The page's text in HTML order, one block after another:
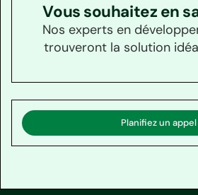
Vous souhaitez en
Nos experts en
trouveront la solution
Planifiez un appel